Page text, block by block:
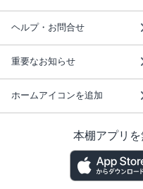
ヘルプ・お問合せ
重要なお知らせ
ホームアイコンを追加
本棚アプリを